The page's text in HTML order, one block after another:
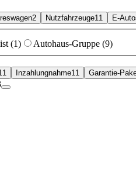
2 Nutzfahrzeuge11 E-
(1)
Autohaus-Gruppe (9)
Inzahlungnahme11 Garantie-